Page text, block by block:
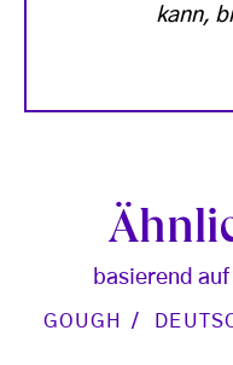
kann,
basierend
GOUGH